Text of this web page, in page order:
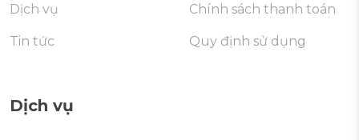
Dịch vụ
Tin tức
Chính sách thanh toán
Quy định sử dụng
Dịch vụ